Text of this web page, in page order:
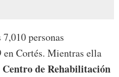
personas
en Cortés. Mientras ella
Centro de Rehabilitación